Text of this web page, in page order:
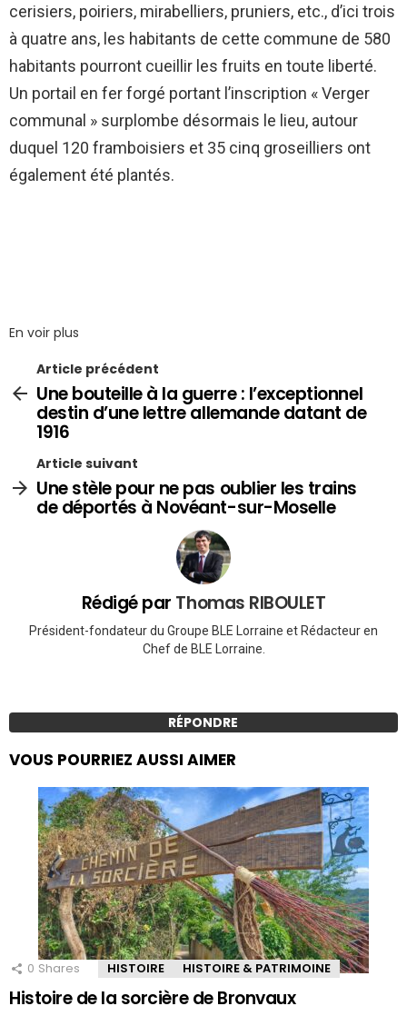
cerisiers, poiriers, mirabelliers, pruniers, etc., d’ici trois
à quatre ans, les habitants de cette commune de 580
habitants pourront cueillir les fruits en toute liberté.
Un portail en fer forgé portant l’inscription « Verger
communal » surplombe désormais le lieu, autour
duquel 120 framboisiers et 35 cinq groseilliers ont
également été plantés.
En voir plus
Article précédent
Une bouteille à la guerre : l’exceptionnel
destin d’une lettre allemande datant de
1916
Article suivant
Une stèle pour ne pas oublier les trains
de déportés à Novéant-sur-Moselle
Rédigé par Thomas RIBOULET
Président-fondateur du Groupe BLE Lorraine et Rédacteur en
Chef de BLE Lorraine.
RÉPONDRE
VOUS POURRIEZ AUSSI AIMER
0 Shares HISTOIRE HISTOIRE & PATRIMOINE
Histoire de la sorcière de Bronvaux